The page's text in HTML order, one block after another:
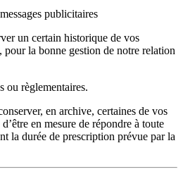
publicitaires
un certain historique de vos
pour la bonne gestion de notre relation
ou règlementaires.
en archive, certaines de vos
en mesure de répondre à toute
la durée de prescription prévue par la